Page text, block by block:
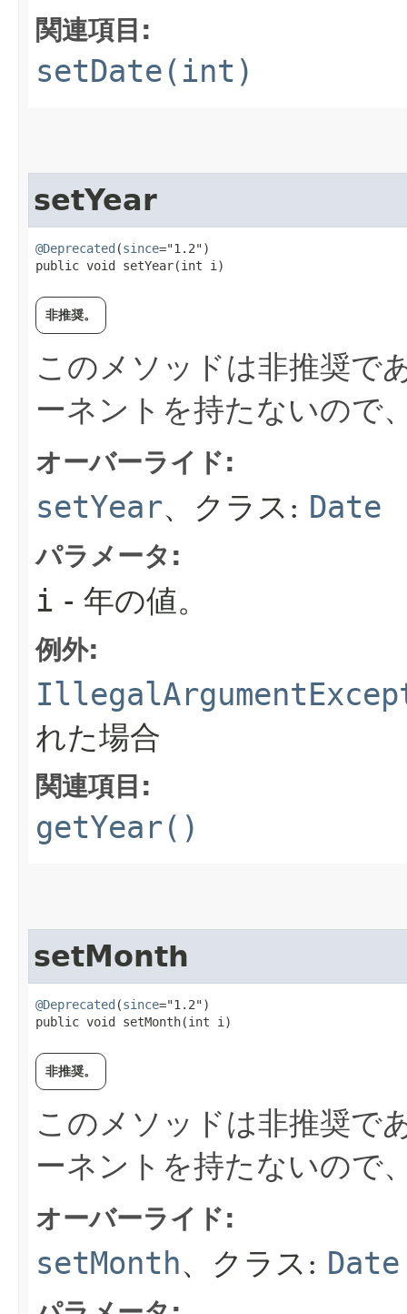
関連項目:
setDate(int)
setYear
@Deprecated (since="1.2")
public void setYear​(int i)
非推奨。
このメソッドは非推奨で
ーネントを持たないので
オーバーライド:
setYear、クラス: Date
パラメータ:
i - 年の値。
例外:
れた場合
関連項目:
getYear()
setMonth
@Deprecated (since="1.2")
public void setMonth​(int i)
非推奨。
このメソッドは非推奨で
ーネントを持たないので
オーバーライド:
setMonth、クラス: Date